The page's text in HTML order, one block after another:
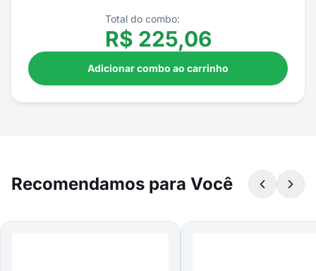
Total do combo:
R$ 225,06
Adicionar combo ao carrinho
Recomendamos para Você